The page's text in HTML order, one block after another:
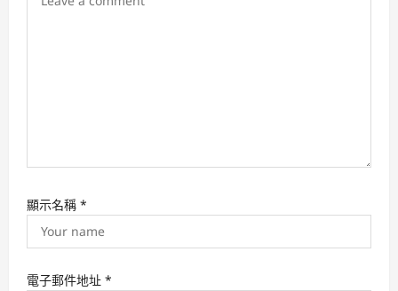
顯示名稱 *
電子郵件地址 *